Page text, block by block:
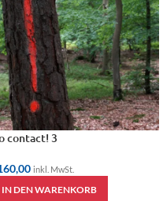
contact! 3
inkl. MwSt.
IN DEN WARENKORB